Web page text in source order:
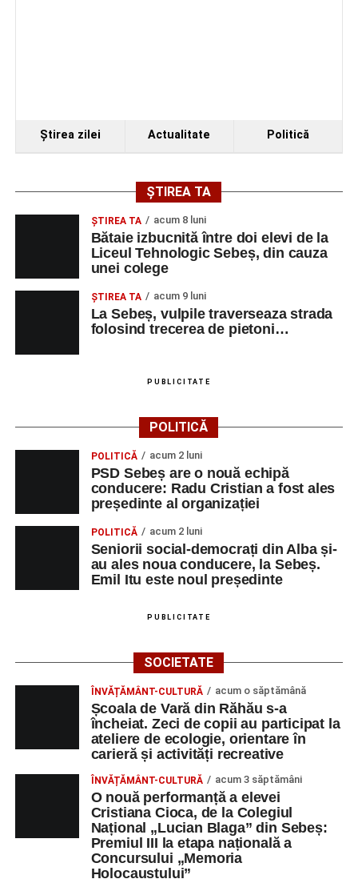
reprezintă doar începutul unei serii de concerte care vor
avea loc pe parcursul taberei, oferind comunității din
și de a lua parte la un veritabil schimb cultural prin
Adaugă-ne ca sursă preferată
Urmărește-ne pe Google News
iluminatului public pe timpul nopții, în contextul
apelului la economii al Guvernului Bolojan
Duminică, 23 august 2026, Râpa Roșie găzduiește
cea de-a III-a ediție a concursului „CicloAventurier
de Sebeș”
Primul concert din cadrul String Symphonic Camp
2026 a adus emoție și aplauze la Sebeș
Ştirea zilei Actualitate Politică
ȘTIREA TA
ŞTIREA TA acum 8 luni
Bătaie izbucnită între doi elevi de la
Liceul Tehnologic Sebeș, din cauza
unei colege
ŞTIREA TA acum 9 luni
La Sebeș, vulpile traverseaza strada
folosind trecerea de pietoni…
PUBLICITATE
POLITICĂ
POLITICĂ acum 2 luni
PSD Sebeș are o nouă echipă
conducere: Radu Cristian a fost ales
președinte al organizației
POLITICĂ acum 2 luni
Seniorii social-democrați din Alba și-
au ales noua conducere, la Sebeș.
Emil Itu este noul președinte
PUBLICITATE
SOCIETATE
ÎNVĂȚĂMÂNT-CULTURĂ acum o săptămână
Școala de Vară din Răhău s-a
încheiat. Zeci de copii au participat la
ateliere de ecologie, orientare în
carieră și activități recreative
ÎNVĂȚĂMÂNT-CULTURĂ acum 3 săptămâni
O nouă performanță a elevei
Cristiana Cioca, de la Colegiul
Național „Lucian Blaga” din Sebeș:
Premiul III la etapa națională a
Concursului „Memoria
Holocaustului”